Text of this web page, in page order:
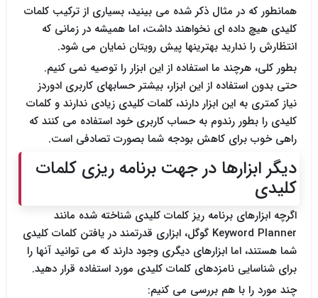
همانطور که در مثال ذکر شده می بینید، بسیاری از ترکیب کلمات
کلیدی هیچ داده ای نخواهند داشت، اما همیشه در زمانی که
انتظارش را ندارید بهترینها پیش رویتان نمایان می شود.
بطور کلی، هرچند ما استفاده از این ابزار را توصیه نمی کنیم.
حتی بدون استفاده از این ابزار، بیشتر حسابهای کاربری ادوردز
نیاز کمتری به این ابزار دارند، کلمات کلیدی زیادی ندارند و کلمات
کلیدی را بطور رندوم به حساب کاربری خود استفاده می کنند که
راهی خوب برای کاهش بودجه شما بصورت تصادفی است.
دیگر ابزارها در جهت برنامه ریزی کلمات
کلیدی
اگرچه ابزارهای برنامه ریز کلمات کلیدی شناخته شده مانند
Keyword Planner گوگل، ابزاری قدرتمند در یافتن کلمات کلیدی
شما هستند، اما ابزارهای دیگری وجود دارند که می توانید آنها را
برای شناسایی نامزدهای کلمات کلیدی مورد استفاده قرار دهید.
چند مورد را با هم بررسی می کنیم: